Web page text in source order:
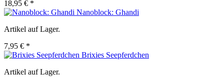
18,95 € *
Nanoblock: Ghandi
Artikel auf Lager.
7,95 € *
Brixies Seepferdchen
Artikel auf Lager.